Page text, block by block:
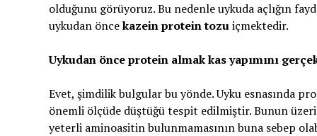
olduğunu görüyoruz. Bu nedenle uykuda açlığın
uykudan öncekazein protein tozuiçmektedir.
Uykudan önce protein almak kas yapımını
Evet, şimdilik bulgular bu yönde. Uyku esnasında
önemli ölçüde düştüğü tespit edilmiştir. Bunun
yeterli aminoasitin bulunmamasının buna sebep